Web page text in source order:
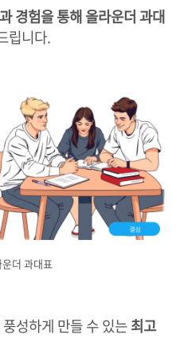
경험을 통해 올라운더 과대
립니다.
더 과대표
성하게 만들 수 있는최고